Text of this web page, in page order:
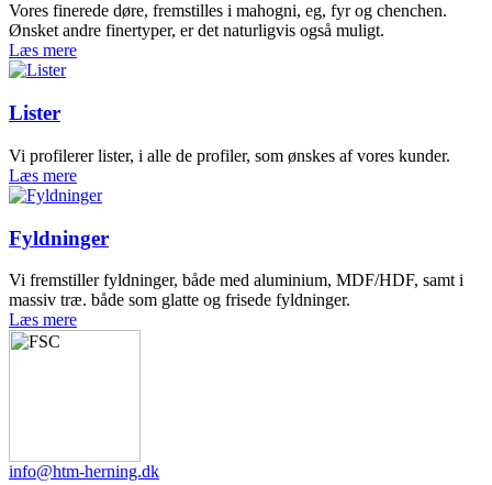
Vores finerede døre, fremstilles i mahogni, eg, fyr og chenchen.
Ønsket andre finertyper, er det naturligvis også muligt.
Læs mere
Lister
Vi profilerer lister, i alle de profiler, som ønskes af vores kunder.
Læs mere
Fyldninger
Vi fremstiller fyldninger, både med aluminium, MDF/HDF, samt i
massiv træ. både som glatte og frisede fyldninger.
Læs mere
info@htm-herning.dk